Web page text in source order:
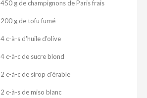
450 g de champignons de Paris frais
200 g de tofu fumé
4 c-à-s d'huile d'olive
4 c-à-c de sucre blond
2 c-à-c de sirop d'érable
2 c-à-s de miso blanc